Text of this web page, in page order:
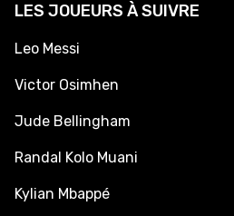
LES JOUEURS À SUIVRE
Leo Messi
Victor Osimhen
Jude Bellingham
Randal Kolo Muani
Kylian Mbappé